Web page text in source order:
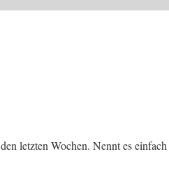
letzten Wochen. Nennt es